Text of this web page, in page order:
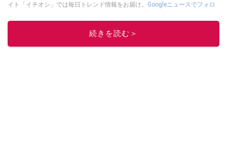
イト「イチオシ」では毎日トレンド情報をお届け。 Googleニュースでフォロ
このイチオシストの他の記事を読む
続きを読む＞